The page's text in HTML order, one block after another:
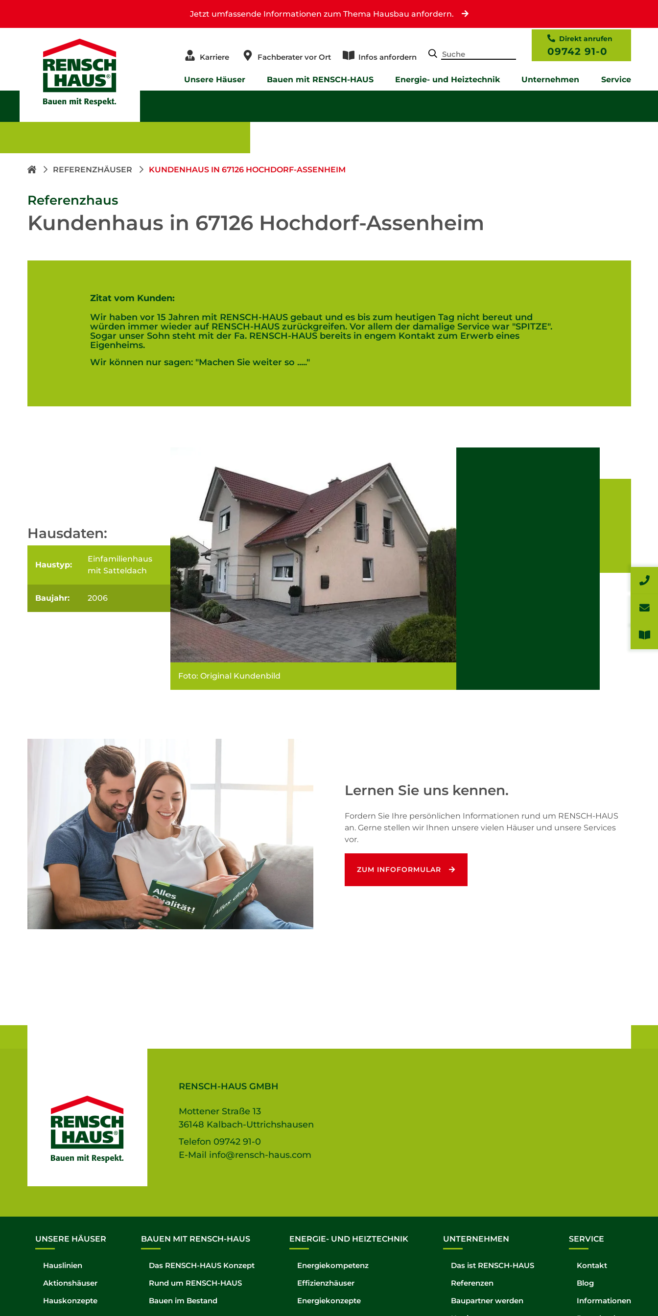
Jetzt umfassende Informationen zum Thema Hausbau anfordern.
Karriere Fachberater vor Ort Infos anfordern
Direkt anrufen
09742 91-0
Unsere Häuser Bauen mit RENSCH-HAUS Energie- und Heiztechnik Unternehmen Service
REFERENZHÄUSER KUNDENHAUS IN 67126 HOCHDORF-ASSENHEIM
Referenzhaus
Kundenhaus in 67126 Hochdorf-Assenheim
Zitat vom Kunden:
Wir haben vor 15 Jahren mit RENSCH-HAUS gebaut und es bis zum heutigen Tag nicht bereut und
würden immer wieder auf RENSCH-HAUS zurückgreifen. Vor allem der damalige Service war "SPITZE".
Sogar unser Sohn steht mit der Fa. RENSCH-HAUS bereits in engem Kontakt zum Erwerb eines
Eigenheims.
Wir können nur sagen: "Machen Sie weiter so ....."
Hausdaten:
Haustyp:
Einfamilienhaus
mit Satteldach
Baujahr: 2006
Foto: Original Kundenbild
Lernen Sie uns kennen.
Fordern Sie Ihre persönlichen Informationen rund um RENSCH-HAUS
an. Gerne stellen wir Ihnen unsere vielen Häuser und unsere Services
vor.
ZUM INFOFORMULAR
RENSCH-HAUS GMBH
Mottener Straße 13
36148 Kalbach-Uttrichshausen
Telefon 09742 91-0
E-Mail info@rensch-haus.com
UNSERE HÄUSER
Hauslinien
Aktionshäuser
Hauskonzepte
BAUEN MIT RENSCH-HAUS
Das RENSCH-HAUS Konzept
Rund um RENSCH-HAUS
Bauen im Bestand
ENERGIE- UND HEIZTECHNIK
Energiekompetenz
Effizienzhäuser
Energiekonzepte
UNTERNEHMEN
Das ist RENSCH-HAUS
Referenzen
Baupartner werden
SERVICE
Kontakt
Blog
Informationen